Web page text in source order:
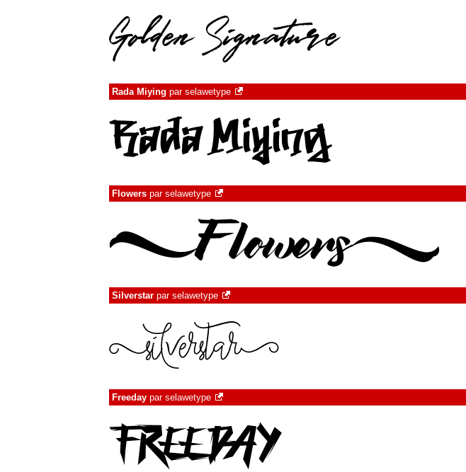
Rada Miying par selawetype
Flowers par selawetype
Silverstar par selawetype
Freeday par selawetype